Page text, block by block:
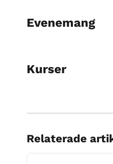
Evenemang
Kurser
Relaterade